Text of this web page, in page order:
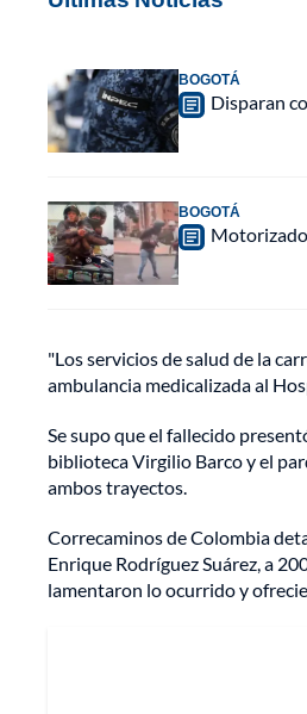
BOGOTÁ
Disparan
BOGOTÁ
"Los servicios de salud de la
ambulancia medicalizada al
Se supo que el fallecido
biblioteca Virgilio Barco y el
ambos trayectos.
Correcaminos de Colombia
Enrique Rodríguez Suárez, a
lamentaron lo ocurrido y